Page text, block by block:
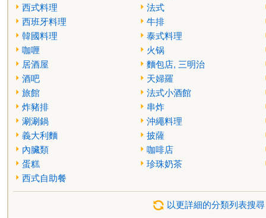
西式料理
法式
西班牙料理
牛排
韓國料理
泰式料理
咖喱
火锅
居酒屋
麵包店, 三明治
酒吧
天婦羅
旅館
法式小酒館
炸豬排
串炸
涮涮鍋
沖繩料理
義大利麵
披薩
內臟類
咖啡店
蛋糕
珍珠奶茶
西式自助餐
以更詳細的分類列表搜尋